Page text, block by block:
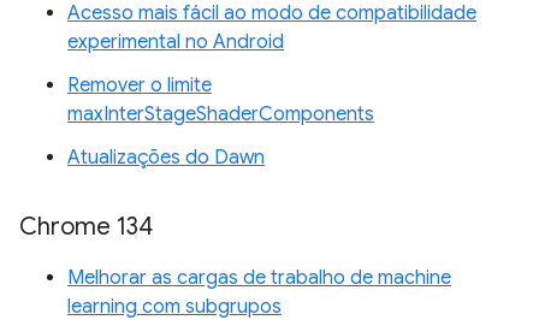
Acesso mais fácil ao modo de compatibilidade
experimental no Android
Remover o limite
maxInterStageShaderComponents
Atualizações do Dawn
Chrome 134
Melhorar as cargas de trabalho de machine
learning com subgrupos